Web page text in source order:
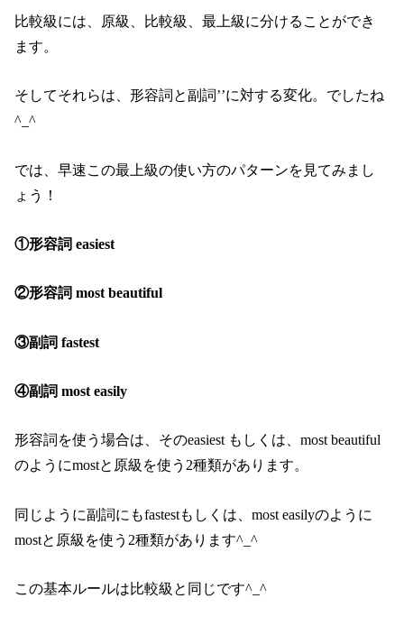
比較級には、原級、比較級、最上級に分けることができ
ます。
そしてそれらは、形容詞と副詞’’に対する変化。でしたね
^_^
では、早速この最上級の使い方のパターンを見てみまし
ょう！
①形容詞 easiest
②形容詞 most beautiful
③副詞 fastest
④副詞 most easily
形容詞を使う場合は、そのeasiest もしくは、most beautiful
のようにmostと原級を使う2種類があります。
同じように副詞にもfastestもしくは、most easilyのように
mostと原級を使う2種類があります^_^
この基本ルールは比較級と同じです^_^